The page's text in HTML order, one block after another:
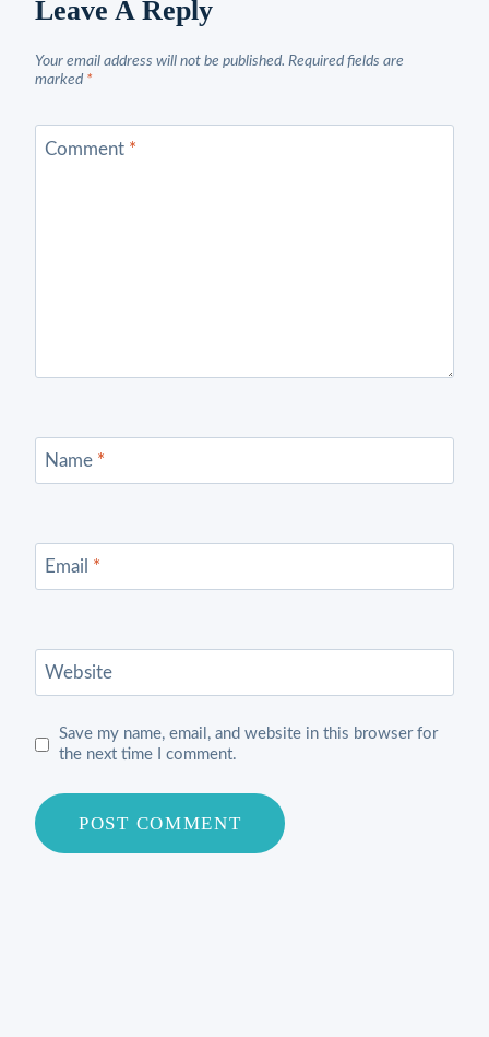
Leave A Reply
Your email address will not be published. Required fields are
marked *
Comment *
Name *
Email *
Website
Save my name, email, and website in this browser for
the next time I comment.